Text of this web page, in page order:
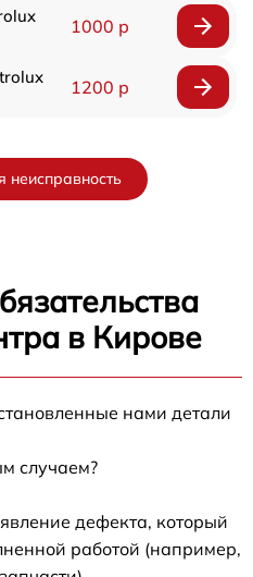
1000 р
1200 р
неисправность
в Кирове
нами детали
случаем?
дефекта, который
работой (например,